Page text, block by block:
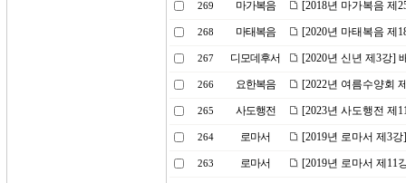
269 마가복음 [2018년 마가복음 제
268 마태복음 [2020년 마태복음 제
267 디모데후서 [2020년 신년 제3강]
266 요한복음 [2022년 여름수양회
265 사도행전 [2023년 사도행전 제
264 로마서 [2019년 로마서 제3
263 로마서 [2019년 로마서 제11